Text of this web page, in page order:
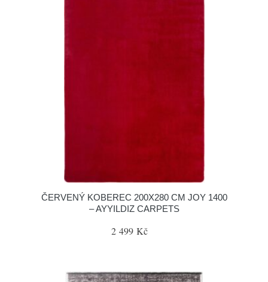
ČERVENÝ KOBEREC 200X280 CM JOY 1400
– AYYILDIZ CARPETS
2 499 Kč